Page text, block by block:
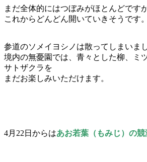
まだ全体的にはつぼみがほとんどですが
これからどんどん開いていきそうです。
参道のソメイヨシノは散ってしまいま
境内の無憂園では、青々とした柳、ミ
サトザクラを
まだお楽しみいただけます。
4月22日からはあお若葉（もみじ）の競